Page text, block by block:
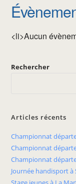
<li>Aucun
Rechercher
Articles récents
Championnat
Championnat
Championnat
Journée handisport à